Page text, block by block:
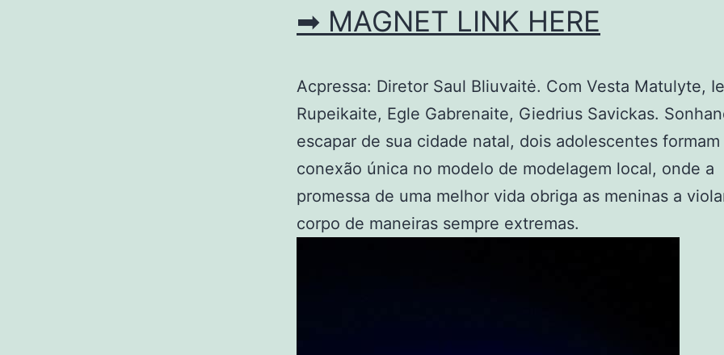
➡ MAGNET LINK HERE
Acpressa: Diretor Saul Bliuvaitė. Com Vesta Matulyte,
Rupeikaite, Egle Gabrenaite, Giedrius Savickas.
escapar de sua cidade natal, dois adolescentes formam
conexão única no modelo de modelagem local, onde a
promessa de uma melhor vida obriga as meninas a
corpo de maneiras sempre extremas.